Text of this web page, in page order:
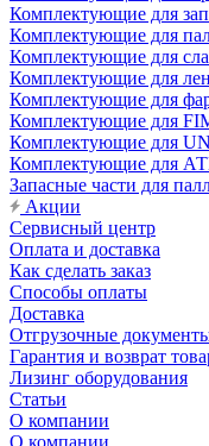
Комплектующие для
Комплектующие для
Комплектующие для
Комплектующие для
Комплектующие для
Комплектующие для
Комплектующие для
Комплектующие для
Запасные части для
Акции
Сервисный центр
Оплата и доставка
Как сделать заказ
Способы оплаты
Доставка
Отгрузочные
Гарантия и возврат
Лизинг оборудования
Статьи
О компании
О компании